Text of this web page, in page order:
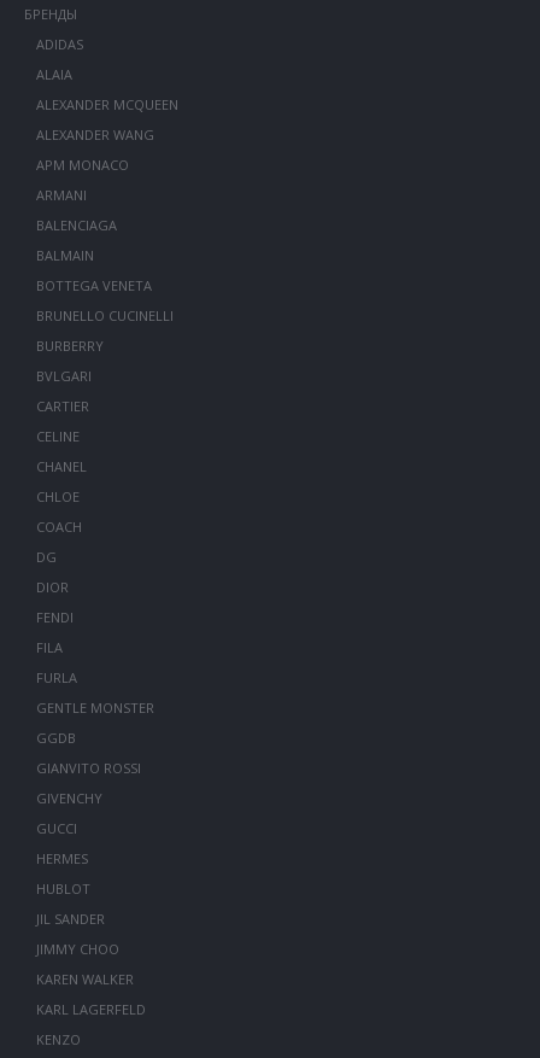
БРЕНДЫ
ADIDAS
ALAIA
ALEXANDER MCQUEEN
ALEXANDER WANG
APM MONACO
ARMANI
BALENCIAGA
BALMAIN
BOTTEGA VENETA
BRUNELLO CUCINELLI
BURBERRY
BVLGARI
CARTIER
CELINE
CHANEL
CHLOE
COACH
DG
DIOR
FENDI
FILA
FURLA
GENTLE MONSTER
GGDB
GIANVITO ROSSI
GIVENCHY
GUCCI
HERMES
HUBLOT
JIL SANDER
JIMMY CHOO
KAREN WALKER
KARL LAGERFELD
KENZO